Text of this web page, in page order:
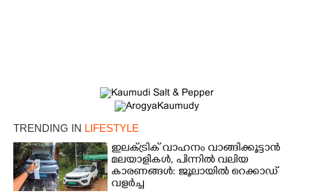
TRENDING IN LIFESTYLE
ഇലക്ട്രിക് വാഹനം വാങ്ങിക്കൂട്ടാൻ
മലയാളികൾ, പിന്നിൽ വലിയ
കാരണങ്ങൾ: ജൂലായിൽ റെക്കാഡ്
വളർച്ച